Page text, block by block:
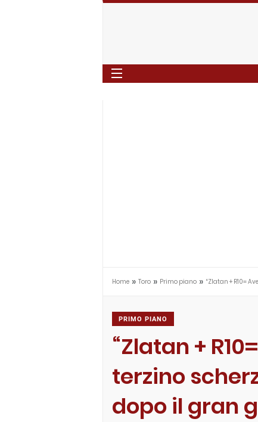
Home » Toro » Primo piano » “Zlatan + R10=
PRIMO PIANO
“Zlatan +
terzino
dopo il gran